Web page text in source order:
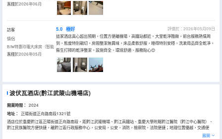
客控）
入住於2026年06月
訪客
情侶
B.fw特惠玲瓏大床房（智能
客控）
入住於2026年05月
5.0 極好
評價於：2026年05月09日
這家酒店真心超出預期，位置方便離機場，高鐵站都近。大堂乾淨雅緻，前台服務熱情周
到，態度特別親切。房間整潔無異味，床品柔軟舒服，睡得特別安穩，洗漱用品齊全乾凈。
衞生打掃的乾淨整潔。設施齊全、環境舒適、服務貼心😊
波伏瓦酒店(黔江武陵山機場店)
開業時間： 2024
地址：
正陽街道正舟路南段1321號
酒店位於重慶黔江區正陽街道正舟路南段，距黔江武陵機場、黔江高鐵站、重慶大學附屬黔江醫院（黔江中心醫院）、
黔江民族醫院方便快捷，離黔江區行政服務中心，公安局，公安，消防，檢察院，法院便捷；地理位置優越，交通便
展開